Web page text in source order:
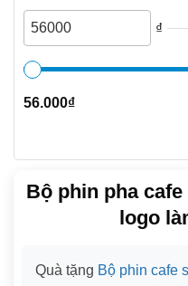
₫
56.000₫
Bộ phin pha
logo
Quà tặng Bộ phin cafe